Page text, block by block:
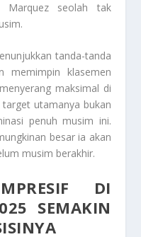
Marquez seolah tak
tanda-tanda
memimpin klasemen
maksimal di
utamanya bukan
penuh musim ini.
besar ia akan
musim berakhir.
DI
SEMAKIN